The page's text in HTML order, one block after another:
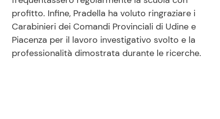
profitto. Infine, Pradella ha voluto ringraziare i
Carabinieri dei Comandi Provinciali di Udine e
Piacenza per il lavoro investigativo svolto e la
professionalità dimostrata durante le ricerche.